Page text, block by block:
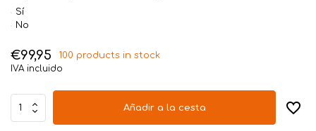
Sí
No
€99,95
100 products in stock
IVA incluido
Añadir a la cesta